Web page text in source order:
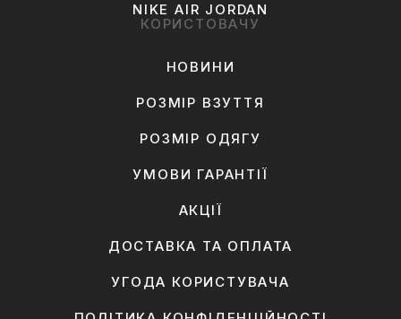
NIKE AIR JORDAN
КОРИСТОВАЧУ
НОВИНИ
РОЗМІР ВЗУТТЯ
РОЗМІР ОДЯГУ
УМОВИ ГАРАНТІЇ
АКЦІЇ
ДОСТАВКА ТА ОПЛАТА
УГОДА КОРИСТУВАЧА